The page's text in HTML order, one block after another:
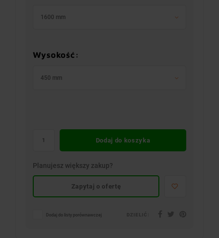
1600 mm
Wysokość:
450 mm
Dodaj do koszyka
Planujesz większy zakup?
Zapytaj o ofertę
Dodaj do listy porównawczej